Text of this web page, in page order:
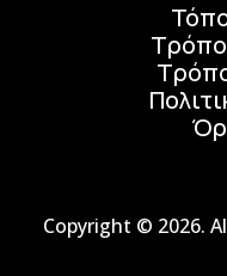
Copyright © 2026.